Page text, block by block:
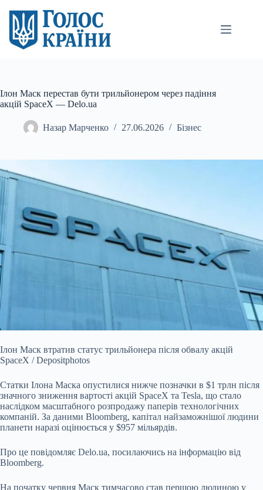
вмісту
Ілон Маск перестав бути трильйонером через падіння
акцій SpaceX — Delo.ua
Назар Марченко 27.06.2026 Бізнес
Ілон Маск втратив статус трильйонера після обвалу акцій
SpaceX / Depositphotos
Статки Ілона Маска опустилися нижче позначки в $1 трлн після
значного зниження вартості акцій SpaceX та Tesla, що стало
наслідком масштабного розпродажу паперів технологічних
компаній. За даними Bloomberg, капітал найзаможнішої людини
планети наразі оцінюється у $957 мільярдів.
Про це повідомляє Delo.ua, посилаючись на інформацію від
Bloomberg.
На початку червня Маск тимчасово став першою людиною у